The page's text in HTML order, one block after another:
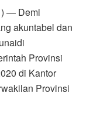
) — Demi
akuntabel dan
Provinsi
di Kantor
Provinsi